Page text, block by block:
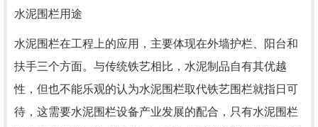
水泥围栏用途
水泥围栏在工程上的应用，主要体现在外墙护栏、阳台和
扶手三个方面。与传统铁艺相比，水泥制品自有其优越
性，但也不能乐观的认为水泥围栏取代铁艺围栏就指日可
待，这需要水泥围栏设备产业发展的配合，只有水泥围栏